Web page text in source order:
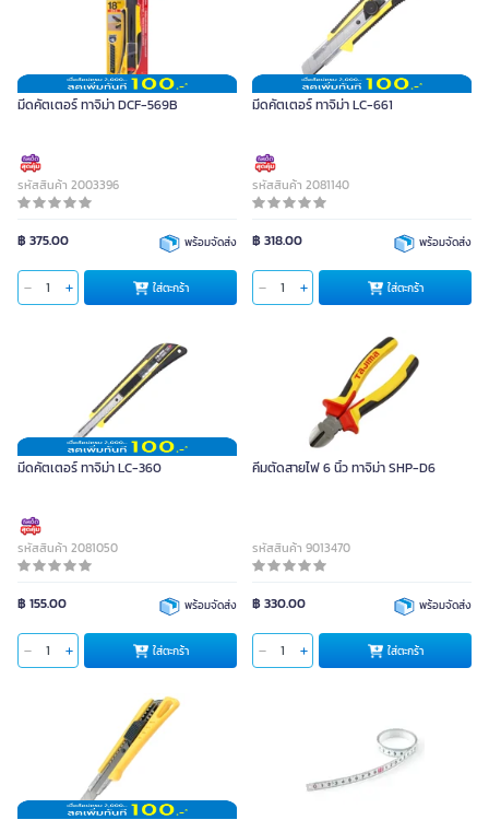
มีดคัตเตอร์ ทาจิม่า DCF-569B
รหัสสินค้า 2003396
฿ 375.00 พร้อมจัดส่ง
ใส่ตะกร้า
มีดคัตเตอร์ ทาจิม่า LC-661
รหัสสินค้า 2081140
฿ 318.00 พร้อมจัดส่ง
ใส่ตะกร้า
มีดคัตเตอร์ ทาจิม่า LC-360
รหัสสินค้า 2081050
฿ 155.00 พร้อมจัดส่ง
ใส่ตะกร้า
คีมตัดสายไฟ 6 นิ้ว ทาจิม่า SHP-D6
รหัสสินค้า 9013470
฿ 330.00 พร้อมจัดส่ง
ใส่ตะกร้า